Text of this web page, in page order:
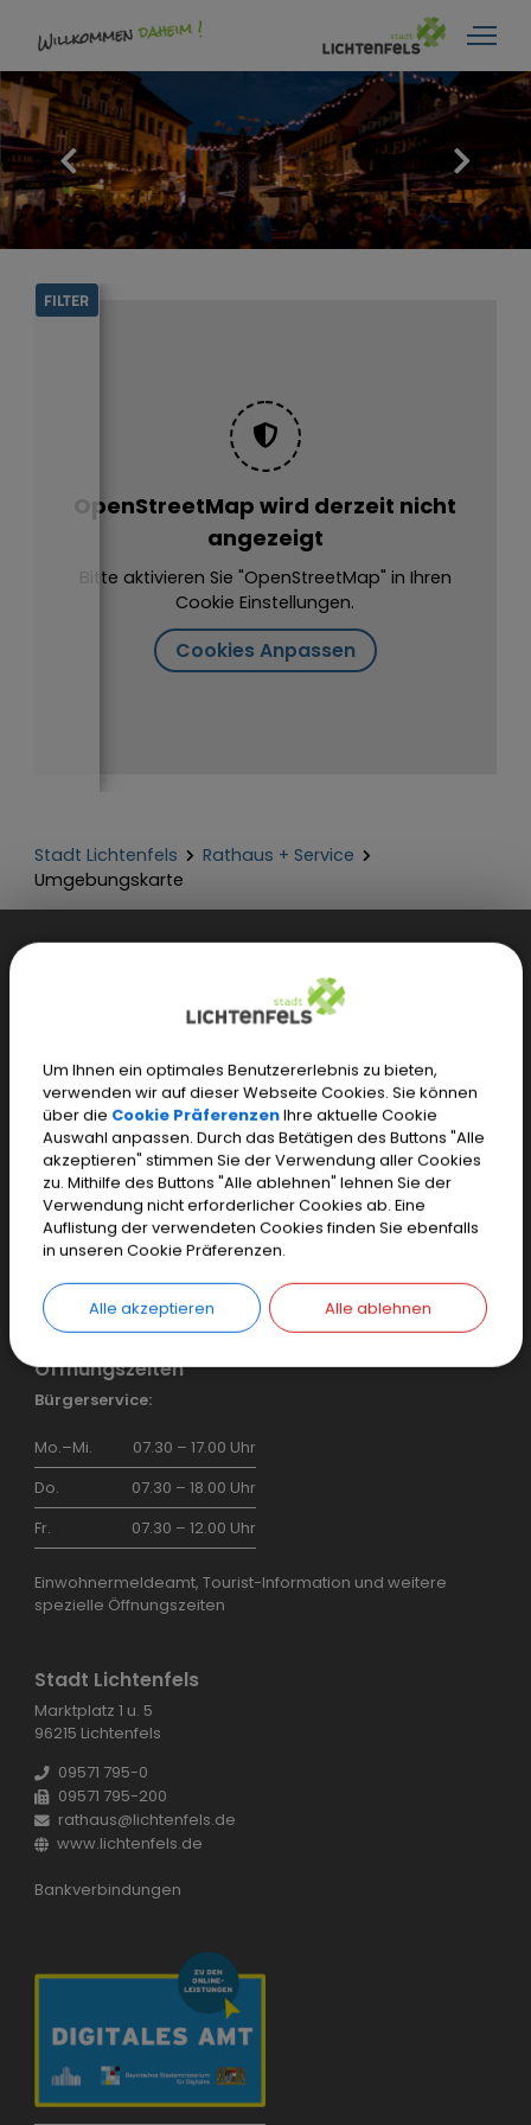
Rathaus + Service
Leben + Wohnen
Wirtschaft + Standort
Kultur + Tourismus
Stadt Lichtenfels
Rathaus + Service
Umgebungskarte
FILTER
OpenStreetMap wird derzeit nicht
angezeigt
Bitte aktivieren Sie "OpenStreetMap" in Ihren
Cookie Einstellungen.
Cookies Anpassen
Sicheres Kontaktformular
Inhaltsverzeichnis
Login
Cookie Einstellungen
Impressum
Datenschutz
Barrierefreiheit
Öffentliches WLAN
Öffnungszeiten
Bürgerservice:
Mo.–Mi.
07.30 – 17.00 Uhr
Do.
07.30 – 18.00 Uhr
Fr.
07.30 – 12.00 Uhr
Einwohnermeldeamt, Tourist-Information und weitere
spezielle Öffnungszeiten
Stadt Lichtenfels
Marktplatz 1 u. 5
96215 Lichtenfels
09571 795-0
09571 795-200
rathaus@lichtenfels.de
www.lichtenfels.de
Bankverbindungen
Um Ihnen ein optimales Benutzererlebnis zu bieten,
verwenden wir auf dieser Webseite Cookies. Sie können
über die Cookie PräferenzenIhre aktuelle Cookie
Auswahl anpassen. Durch das Betätigen des Buttons "Alle
akzeptieren" stimmen Sie der Verwendung aller Cookies
zu. Mithilfe des Buttons "Alle ablehnen" lehnen Sie der
Verwendung nicht erforderlicher Cookies ab. Eine
Auflistung der verwendeten Cookies finden Sie ebenfalls
in unseren Cookie Präferenzen.
Alle akzeptieren Alle ablehnen